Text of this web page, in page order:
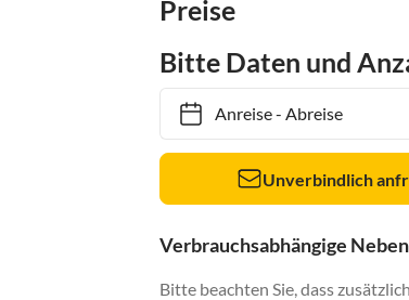
Preise
Bitte Daten und
Anreise- Abreise
Unverbindlich
Verbrauchsabhängige
Bitte beachten Sie, dass